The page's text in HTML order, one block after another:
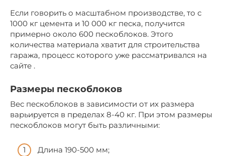
Если говорить о масштабном производстве, то с
1000 кг цемента и 10 000 кг песка, получится
примерно около 600 пескоблоков. Этого
количества материала хватит для строительства
гаража, процесс которого уже рассматривался на
сайте .
Размеры пескоблоков
Вес пескоблоков в зависимости от их размера
варьируется в пределах 8-40 кг. При этом размеры
пескоблоков могут быть различными:
Длина 190-500 мм;